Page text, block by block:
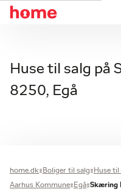
Huse til salg på
8250, Egå
home.dk Boliger til salg Huse til
Aarhus Kommune
Egå Skæring